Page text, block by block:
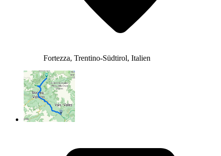
Fortezza, Trentino-Südtirol, Italien